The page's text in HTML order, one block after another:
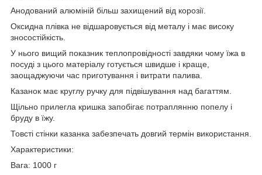
Анодований алюміній більш захищений від корозії.
Оксидна плівка не відшаровується від металу і має високу
зносостійкість.
У нього вищий показник теплопровідності завдяки чому їжа в
посуді з цього матеріалу готується швидше і краще,
заощаджуючи час приготування і витрати палива.
Казанок має круглу ручку для підвішування над багаттям.
Щільно прилегла кришка запобігає потраплянню попелу і
бруду в їжу.
Товсті стінки казанка забезпечать довгий термін використання.
Характеристики:
Вага: 1000 г